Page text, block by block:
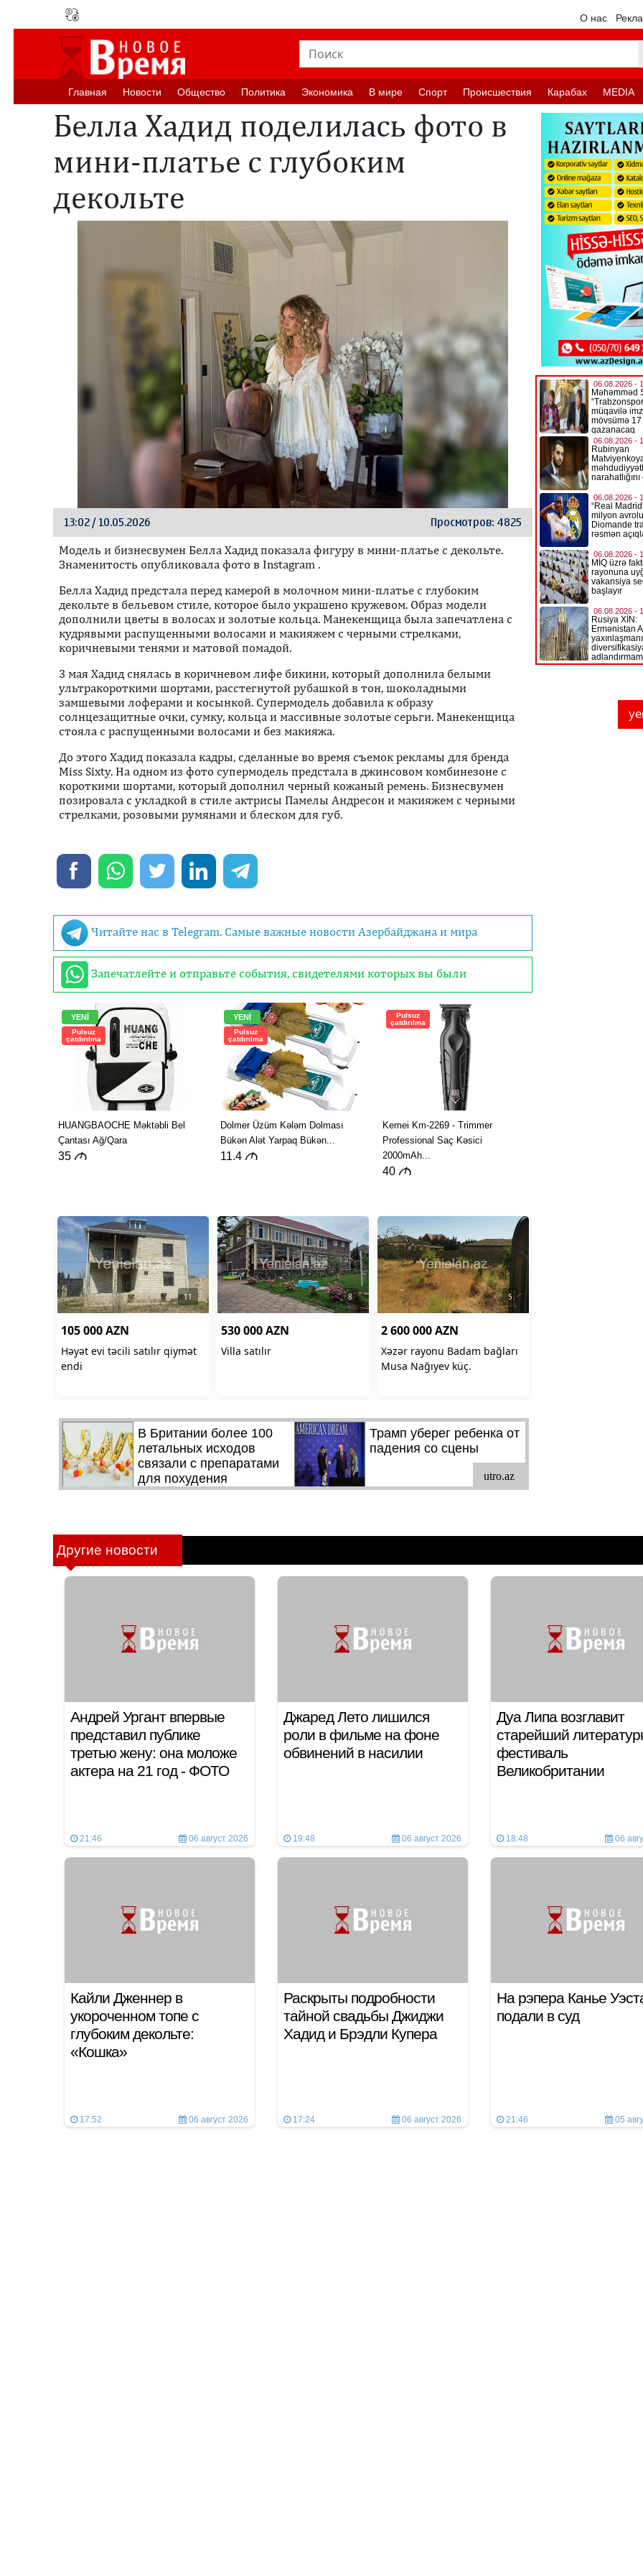
О нас
Главная Новости Oбщество Политика Экономика В мире Спорт Происшествия Карабах MEDIA
Белла Хадид поделилась фото в
мини-платье с глубоким
декольте
13:02 / 10.05.2026 Просмотров: 4825
Модель и бизнесвумен Белла Хадид показала фигуру в мини-платье с декольте.
Знаменитость опубликовала фото в Instagram .
Белла Хадид предстала перед камерой в молочном мини-платье с глубоким
декольте в бельевом стиле, которое было украшено кружевом. Образ модели
дополнили цветы в волосах и золотые кольца. Манекенщица была запечатлена с
кудрявыми распущенными волосами и макияжем с черными стрелками,
коричневыми тенями и матовой помадой.
3 мая Хадид снялась в коричневом лифе бикини, который дополнила белыми
ультракороткими шортами, расстегнутой рубашкой в тон, шоколадными
замшевыми лоферами и косынкой. Супермодель добавила к образу
солнцезащитные очки, сумку, кольца и массивные золотые серьги. Манекенщица
стояла с распущенными волосами и без макияжа.
До этого Хадид показала кадры, сделанные во время съемок рекламы для бренда
Miss Sixty. На одном из фото супермодель предстала в джинсовом комбинезоне с
короткими шортами, который дополнил черный кожаный ремень. Бизнесвумен
позировала с укладкой в стиле актрисы Памелы Андресон и макияжем с черными
стрелками, розовыми румянами и блеском для губ.
Читайте нас в Telegram. Самые важные новости Азербайджана и мира
Запечатлейте и отправьте события, свидетелями которых вы были
Другие новости
Андрей Ургант впервые
представил публике
третью жену: она моложе
актера на 21 год - ФОТО
21:46 06 август 2026
Джаред Лето лишился
роли в фильме на фоне
обвинений в насилии
19:48 06 август 2026
Дуа Липа возглавит
старейший
фестиваль
Великобритании
18:48 06
Кайли Дженнер в
укороченном топе с
глубоким декольте:
«Кошка»
17:52 06 август 2026
Раскрыты подробности
тайной свадьбы Джиджи
Хадид и Брэдли Купера
17:24 06 август 2026
На рэпера Канье
подали в суд
21:46 05